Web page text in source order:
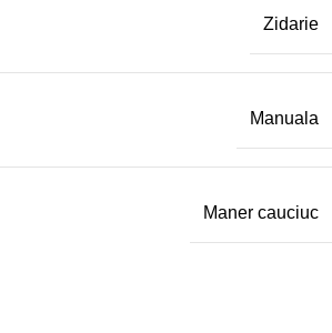
Zidarie
Manuala
Maner cauciuc